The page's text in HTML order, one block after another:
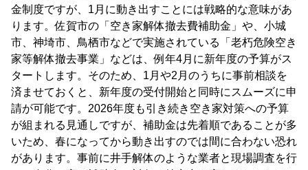
金制度ですが、1月に動き出すことには戦略的な意味があ
ります。佐賀市の「空き家解体撤去費補助金」や、小城
市、神埼市、鳥栖市などで実施されている「老朽危険空き
家等解体撤去事業」などは、例年4月に新年度の予算がス
タートします。そのため、1月や2月のうちに事前相談を
済ませておくと、新年度の受付開始と同時にスムーズに申
請が可能です。2026年度も引き続き空き家対策への予算
が組まれる見通しですが、補助金は先着順であることが多
いため、春になってから動き出すのでは間に合わない恐れ
があります。事前に井手解体のような業者と現場調査を行